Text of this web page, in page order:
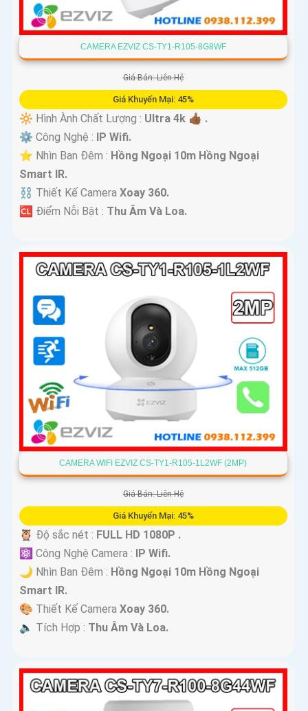
CAMERA EZVIZ CS-TY1-R105-8G8WF
Giá Bán: Liên Hệ
Giá Khuyến Mại: 45%
🔆 Hình Ành Chất Lượng : Ultra 4k 👍🏾 .
⚙ Công Nghệ : IP Wifi.
⭐ Nhìn Ban Đêm : Hồng Ngoại 10m Hồng Ngoại
Smart IR.
⛓ Thiết Kế Camera Xoay 360.
️🆑 Điểm Nỗi Bật : Thu Âm Và Loa.
CAMERA WIFI EZVIZ CS-TY1-R105-1L2WF (2MP)
Giá Bán: Liên Hệ
Giá Khuyến Mại: 45%
🦉 Độ sắc nét : FULL HD 1080P .
⚛️ Công Nghệ Camera : IP Wifi.
🌙 Nhìn Ban Đêm : Hồng Ngoại 10m Hồng Ngoại
Smart IR.
🎨 Thiết Kế Camera Xoay 360.
️🔈 Tích Hợp : Thu Âm Và Loa.